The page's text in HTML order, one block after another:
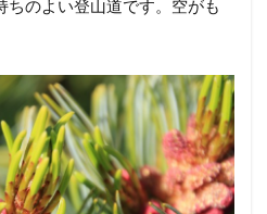
のよい登山道です。空がも